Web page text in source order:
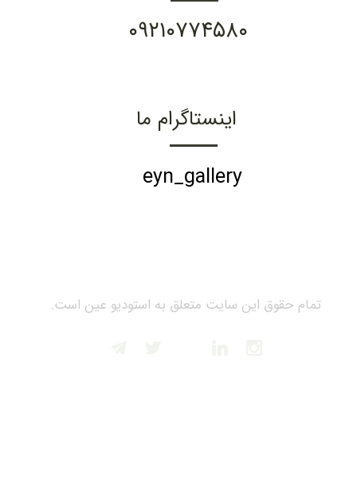
تمام حقوق این سایت متعلق به استودیو عین است.
۰۹۲۱۰۷۷۴۵۸۰
اینستاگرام ما
eyn_gallery